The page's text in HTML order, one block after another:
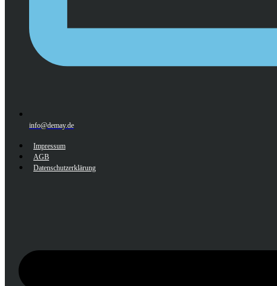
info@demay.de
Impressum
AGB
Datenschutzerklärung